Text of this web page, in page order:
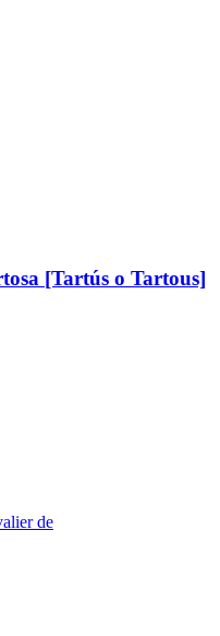
[Tartús o Tartous]
de